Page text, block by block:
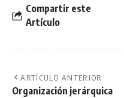
Compartir este
Artículo
ARTÍCULO ANTERIOR
Organización jerárquica